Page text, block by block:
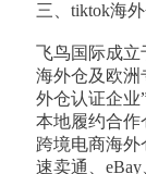
三、tiktok海
飞鸟国际成立
海外仓及欧洲
外仓认证企业
本地履约合作
跨境电商海外
速卖通、